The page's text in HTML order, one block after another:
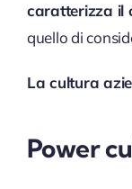
caratterizza il
quello di
La cultura
Power